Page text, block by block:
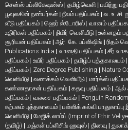
சென்ஸ் பப்ளிகேஷன்ஸ் | தமிழ்வெளி | பயிற்று
பூவுலகின் நண்பர்கள் | நீலம் பதிப்பகம் | வ. உ. சி.
வீடு பதிப்பகம் | ஹெர் ஸ்டோரிஸ் | வானம்
உதிரிகள் பதிப்பகம் | நிமிர் வெளியீடு | உன்னதம்
சூரியன் பதிப்பகம் | ஆர். கே. பப்ளிஷிங் | ரிதம்
Publications India | வானதி பதிப்பகம் | சீர்
பதிப்பகம் | உயிர் பதிப்பகம் | தமிழ்ப் புத்தகாலயம் |
பதிப்பகம் | Zero Degree Publishing | Nature
வெளியீடு | வணக்கம் வெளியீடு | மார்க்ஸ்
கண்ணதாசன் பதிப்பகம் | கதவு பதிப்பகம் | ஆல்
பதிப்பகம் | வலசை பதிப்பகம் | Penguin
கற்பகம் புத்தகாலயம் | பள்ளிக் கல்வி
வெளியீடு | மேஜிக் லாம்ப் (Imprint of Ethir
(தமிழ்) | மஞ்சுள் பப்ளிசிங் ஹவுஸ் | தினவு |